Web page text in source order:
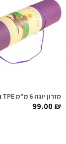
מזרון יוגה 6 מ"מ TPE במגוון צבעים
99.00₪